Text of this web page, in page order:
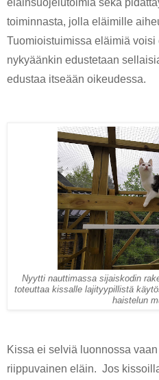
eläinsuojelutoimia sekä
toiminnasta, jolla eläimille
Tuomioistuimissa eläimiä
nykyäänkin edustetaan
edustaa itseään oikeudessa.
Nyytti nauttimassa sijaiskodin
toteuttaa kissalle lajityypillistä
haistelun
Kissa ei selviä luonnossa
riippuvainen eläin.  Jos